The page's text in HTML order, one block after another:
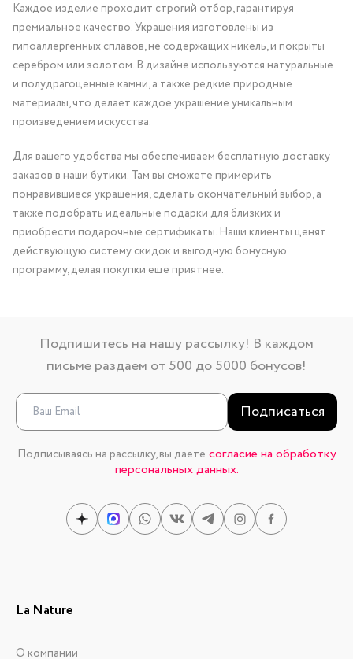
Каждое изделие проходит строгий отбор, гарантируя
премиальное качество. Украшения изготовлены из
гипоаллергенных сплавов, не содержащих никель, и покрыты
серебром или золотом. В дизайне используются натуральные
и полудрагоценные камни, а также редкие природные
материалы, что делает каждое украшение уникальным
произведением искусства.
Для вашего удобства мы обеспечиваем бесплатную доставку
заказов в наши бутики. Там вы сможете примерить
понравившиеся украшения, сделать окончательный выбор, а
также подобрать идеальные подарки для близких и
приобрести подарочные сертификаты. Наши клиенты ценят
действующую систему скидок и выгодную бонусную
программу, делая покупки еще приятнее.
Подпишитесь на нашу рассылку! В каждом
письме раздаем от 500 до 5000 бонусов!
Подписаться
Подписываясь на рассылку, вы даете согласие на обработку
персональных данных.
La Nature
О компании